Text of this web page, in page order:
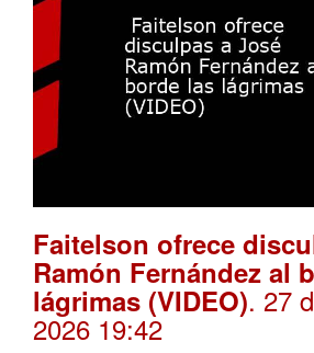
Faitelson ofrece
Ramón Fernández al
lágrimas (VIDEO). 27
2026 19:42